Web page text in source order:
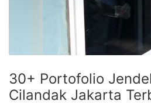
30+ Portofolio
Cilandak Jakarta